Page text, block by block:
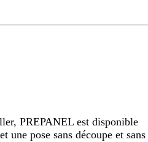
PREPANEL est disponible
pose sans découpe et sans